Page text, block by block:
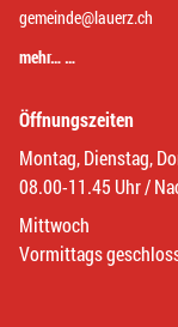
gemeinde@lauerz.ch
mehr… …
Öffnungszeiten
Montag, Dienstag,
08.00-11.45 Uhr /
Mittwoch
Vormittags